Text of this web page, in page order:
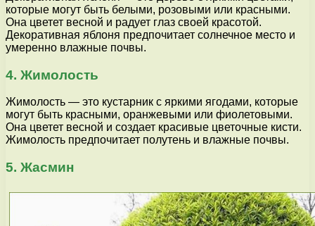
которые могут быть белыми, розовыми или красными.
Она цветет весной и радует глаз своей красотой.
Декоративная яблоня предпочитает солнечное место и
умеренно влажные почвы.
4. Жимолость
Жимолость — это кустарник с яркими ягодами, которые
могут быть красными, оранжевыми или фиолетовыми.
Она цветет весной и создает красивые цветочные кисти.
Жимолость предпочитает полутень и влажные почвы.
5. Жасмин